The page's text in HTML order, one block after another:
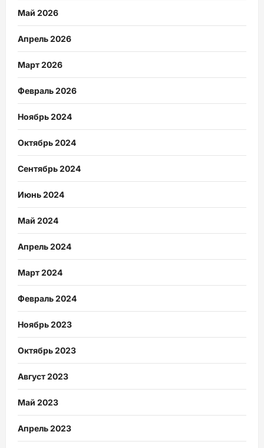
Май 2026
Апрель 2026
Март 2026
Февраль 2026
Ноябрь 2024
Октябрь 2024
Сентябрь 2024
Июнь 2024
Май 2024
Апрель 2024
Март 2024
Февраль 2024
Ноябрь 2023
Октябрь 2023
Август 2023
Май 2023
Апрель 2023